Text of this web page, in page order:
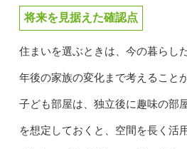
将来を見据えた確認点
住まいを選ぶときは、今の暮らし
年後の家族の変化まで考えること
子ども部屋は、独立後に趣味の部
を想定しておくと、空間を長く活